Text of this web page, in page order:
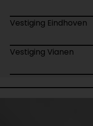
Vestiging Eindhoven
Vestiging Vianen